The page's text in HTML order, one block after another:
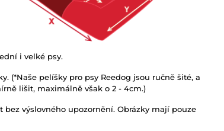
i velké psy.
(*Naše pelíšky pro psy Reedog jsou ručně šité, a
lišit, maximálně však o 2 - 4cm.)
výslovného upozornění. Obrázky mají pouze